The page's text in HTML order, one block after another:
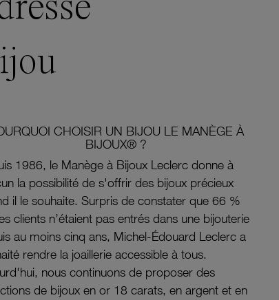
CHOISIR UN BIJOU LE MANÈGE À
BIJOUX® ?
1986, le Manège à Bijoux Leclerc donne à
la possibilité de s'offrir des bijoux précieux
il le souhaite. Surpris de constater que 66 %
clients n’étaient pas entrés dans une bijouterie
au moins cinq ans, Michel-Édouard Leclerc a
rendre la joaillerie accessible à tous.
nous continuons de proposer des
de bijoux en or 18 carats, en argent et en